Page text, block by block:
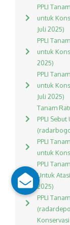
PPLI
untuk
Juli 2025)
PPLI
untuk
2025)
PPLI
untuk
Juli 2025)
Tanam
PPLI
PPLI
untuk
PPLI
Untuk
2025)
PPLI